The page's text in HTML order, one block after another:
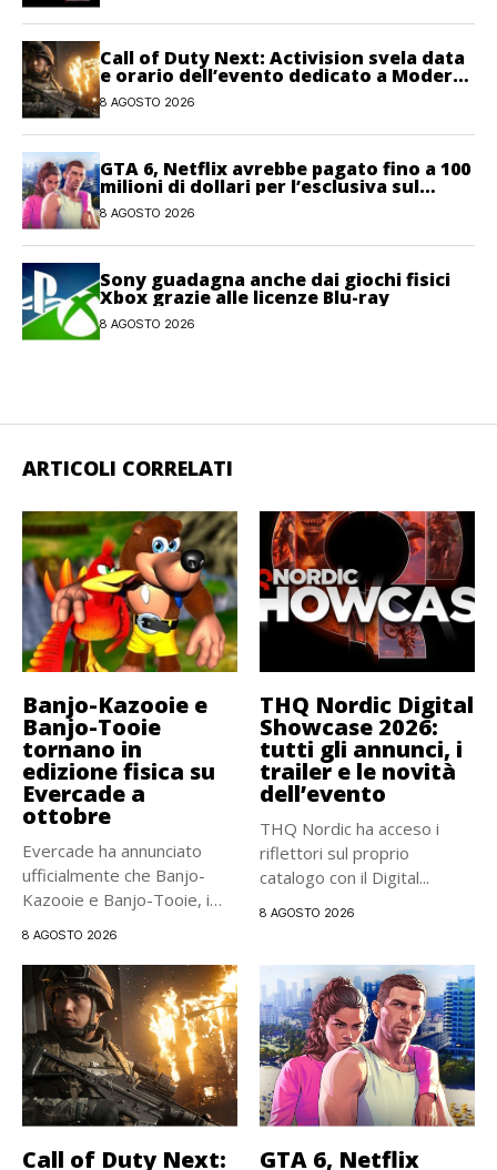
Call of Duty Next: Activision svela data
e orario dell’evento dedicato a Modern
Warfare 4
8 AGOSTO 2026
GTA 6, Netflix avrebbe pagato fino a 100
milioni di dollari per l’esclusiva sul
gioco
8 AGOSTO 2026
Sony guadagna anche dai giochi fisici
Xbox grazie alle licenze Blu-ray
8 AGOSTO 2026
ARTICOLI CORRELATI
Banjo-Kazooie e
Banjo-Tooie
tornano in
edizione fisica su
Evercade a
ottobre
Evercade ha annunciato
ufficialmente che Banjo-
Kazooie e Banjo-Tooie, i
8 AGOSTO 2026
THQ Nordic Digital
Showcase 2026:
tutti gli annunci, i
trailer e le novità
dell’evento
THQ Nordic ha acceso i
riflettori sul proprio
catalogo con il Digital...
8 AGOSTO 2026
Call of Duty Next: GTA 6, Netflix